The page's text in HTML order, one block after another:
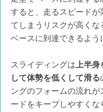
すると、走るスピード
てしまうリスクが高く
ベースに到達できるよう
スライディングは 上半
して体勢を低くして滑る
ングのフォームの流れ
ードをキープしやすくな